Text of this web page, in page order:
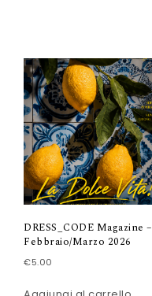
DRESS_CODE Magazine –
Febbraio/Marzo 2026
€5.00